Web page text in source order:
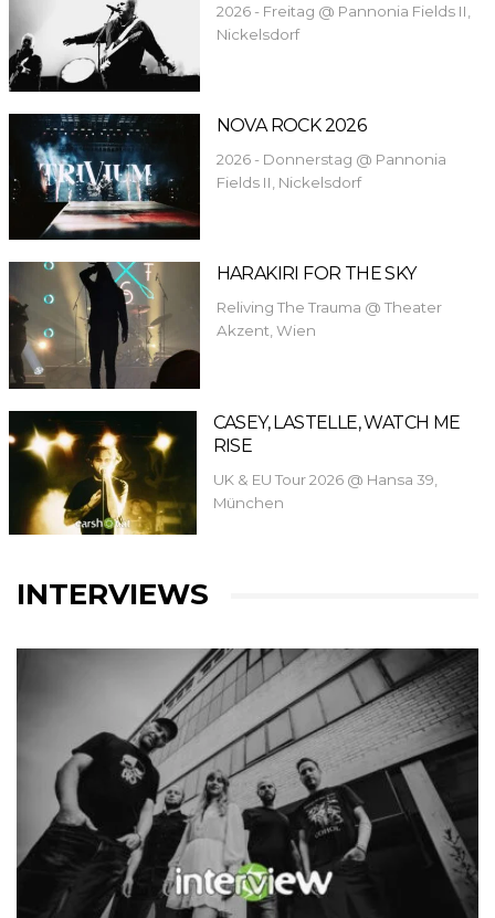
2026 - Freitag @ Pannonia Fields II,
Nickelsdorf
NOVA ROCK 2026
2026 - Donnerstag @ Pannonia
Fields II, Nickelsdorf
HARAKIRI FOR THE SKY
Reliving The Trauma @ Theater
Akzent, Wien
CASEY, LASTELLE, WATCH ME
RISE
UK & EU Tour 2026 @ Hansa 39,
München
INTERVIEWS